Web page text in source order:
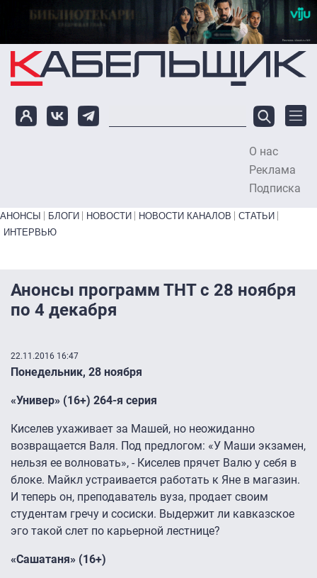
Перейти к основному содержанию
О нас
Реклама
Подписка
Primary links bottom
АНОНСЫ БЛОГИ НОВОСТИ НОВОСТИ КАНАЛОВ
СТАТЬИ
ИНТЕРВЬЮ
Анонсы программ ТНТ с 28 ноября
по 4 декабря
22.11.2016 16:47
Понедельник, 28 ноября
«Универ» (16+) 264-я серия
Киселев ухаживает за Машей, но неожиданно
возвращается Валя. Под предлогом: «У Маши экзамен,
нельзя ее волновать», - Киселев прячет Валю у себя в
блоке. Майкл устраивается работать к Яне в магазин.
И теперь он, преподаватель вуза, продает своим
студентам гречу и сосиски. Выдержит ли кавказское
эго такой слет по карьерной лестнице?
«Сашатаня» (16+)